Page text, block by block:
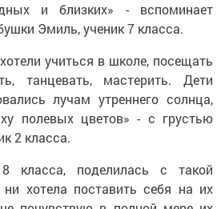
и близких» - вспоминает
Эмиль, ученик 7 класса.
учиться в школе, посещать
танцевать, мастерить. Дети
лучам утреннего солнца,
полевых цветов» - с грустью
2 класса.
класса, поделилась с такой
хотела поставить себя на их